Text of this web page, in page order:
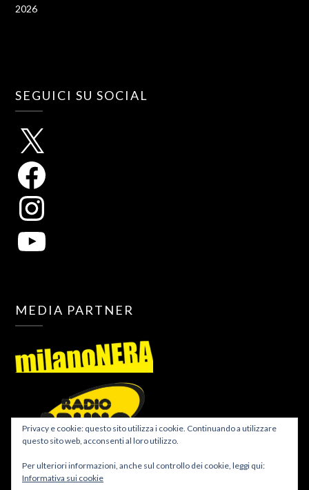
2026
SEGUICI SU SOCIAL
MEDIA PARTNER
Privacy e cookie: questo sito utilizza i cookie. Continuando a utilizzare
questo sito web, acconsenti al loro utilizzo.
Per ulteriori informazioni, anche sul controllo dei cookie, leggi qui:
Informativa sui cookie